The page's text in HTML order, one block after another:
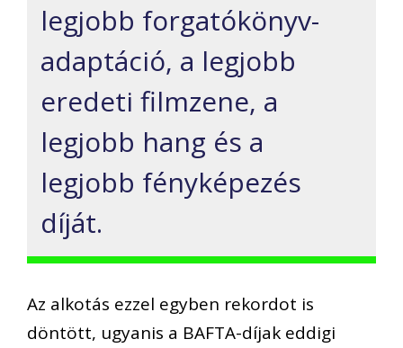
legjobb forgatókönyv-
adaptáció, a legjobb
eredeti filmzene, a
legjobb hang és a
legjobb fényképezés
díját.
Az alkotás ezzel egyben rekordot is
döntött, ugyanis a BAFTA-díjak eddigi